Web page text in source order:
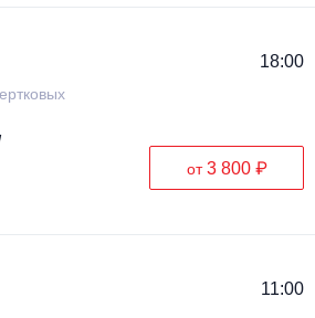
18:00
от3 800 ₽
11:00